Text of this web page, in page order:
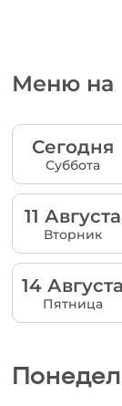
Меню на
Сегодня
Суббота
11 Августа
Вторник
14 Августа
Пятница